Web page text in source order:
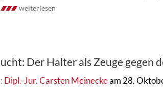
weiterlesen
Der Halter als Zeuge gegen
Dipl.-Jur. Carsten Meineckeam 28.